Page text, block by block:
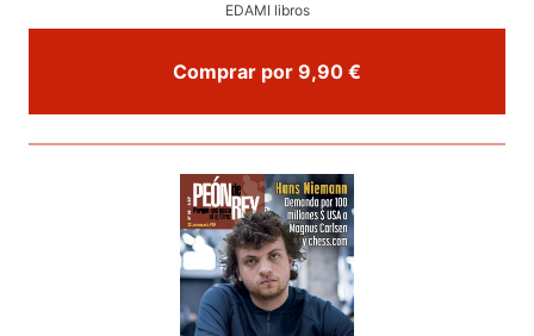
EDAMI libros
Comprar por 9,90 €